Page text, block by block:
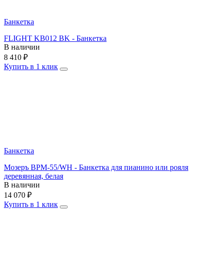
Банкетка
FLIGHT KB012 BK - Банкетка
В наличии
8 410 ₽
Купить в 1 клик
Банкетка
Мозеръ BPM-55/WH - Банкетка для пианино или рояля
деревянная, белая
В наличии
14 070 ₽
Купить в 1 клик